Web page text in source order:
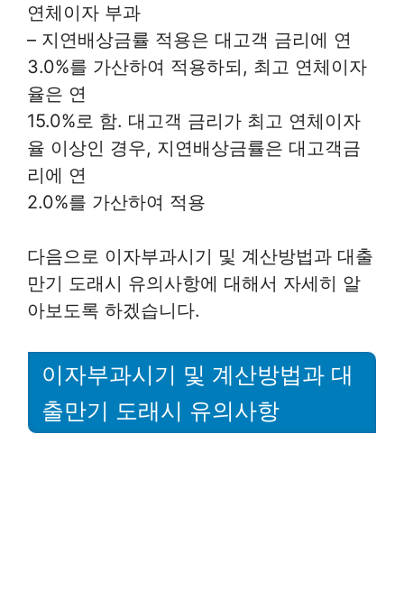
연체이자 부과
– 지연배상금률 적용은 대고객 금리에 연
3.0%를 가산하여 적용하되, 최고 연체이자
율은 연
15.0%로 함. 대고객 금리가 최고 연체이자
율 이상인 경우, 지연배상금률은 대고객금
리에 연
2.0%를 가산하여 적용
다음으로 이자부과시기 및 계산방법과 대출
만기 도래시 유의사항에 대해서 자세히 알
아보도록 하겠습니다.
이자부과시기 및 계산방법과 대
출만기 도래시 유의사항